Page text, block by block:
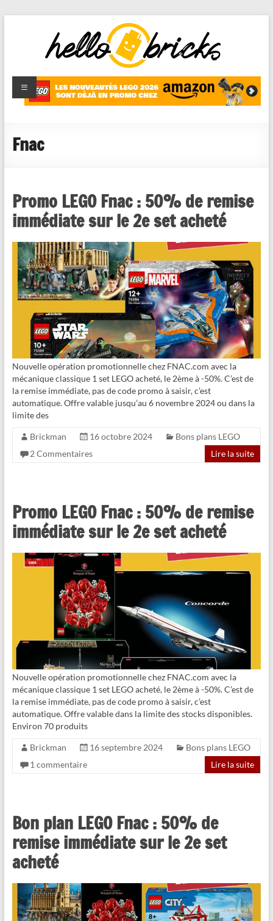
HelloBricks
Blog LEGO,
nouveaut�s
reviews
Fnac
Promo LEGO Fnac : 50% de remise
immédiate sur le 2e set acheté
Nouvelle opération promotionnelle chez FNAC.com avec la
mécanique classique 1 set LEGO acheté, le 2ème à -50%. C’est de
la remise immédiate, pas de code promo à saisir, c’est
automatique. Offre valable jusqu’au 6 novembre 2024 ou dans la
limite des
Brickman 16 octobre 2024
Bons plans LEGO
2 Commentaires
Lire la suite
Promo LEGO Fnac : 50% de remise
immédiate sur le 2e set acheté
Nouvelle opération promotionnelle chez FNAC.com avec la
mécanique classique 1 set LEGO acheté, le 2ème à -50%. C’est de
la remise immédiate, pas de code promo à saisir, c’est
automatique. Offre valable dans la limite des stocks disponibles.
Environ 70 produits
Brickman 16 septembre 2024
Bons plans LEGO
1 commentaire
Lire la suite
Bon plan LEGO Fnac : 50% de
remise immédiate sur le 2e set
acheté